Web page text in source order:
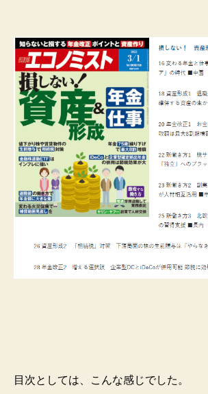
目次としては、こんな感じでした。